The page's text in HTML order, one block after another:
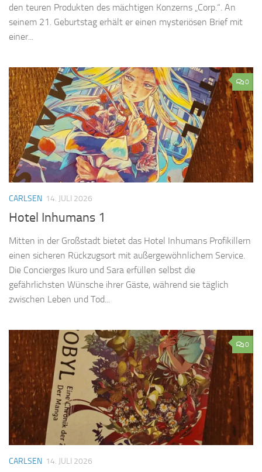
den teuren Produkten des mächtigen Konzerns „Corp.“. An
seinem 21. Geburtstag erhält er einen mysteriösen Brief mit
einer...
0
CARLSEN 14. JULI 2026
Hotel Inhumans 1
Mitten in der Großstadt bietet das Hotel Inhumans Profikillern
einen sicheren Rückzugsort mit außergewöhnlichem Service.
Die Concierges Ikuro und Sara erfüllen selbst die
gefährlichsten Wünsche ihrer Gäste, während sie täglich
zwischen Leben und Tod...
0
CARLSEN 14. JULI 2026